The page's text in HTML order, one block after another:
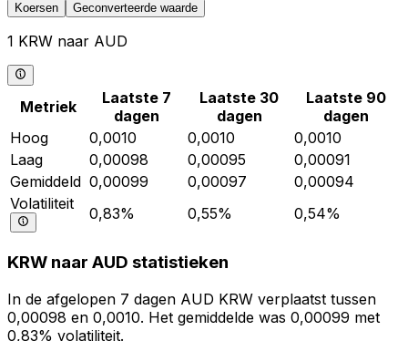
Koersen Geconverteerde waarde
1 KRW naar AUD
Metriek
Laatste 7
dagen
Laatste 30
dagen
Laatste 90
dagen
Hoog
0,0010 0,0010
0,0010
Laag
0,00098 0,00095
0,00091
Gemiddeld 0,00099 0,00097
0,00094
Volatiliteit
0,83% 0,55% 0,54%
KRW naar AUD statistieken
In de afgelopen 7 dagen AUD KRW verplaatst tussen
0,00098 en 0,0010. Het gemiddelde was 0,00099 met
0,83% volatiliteit.